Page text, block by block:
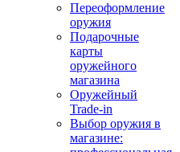
Переоформление
оружия
Подарочные
карты
оружейного
магазина
Оружейный
Trade-in
Выбор оружия в
магазине: